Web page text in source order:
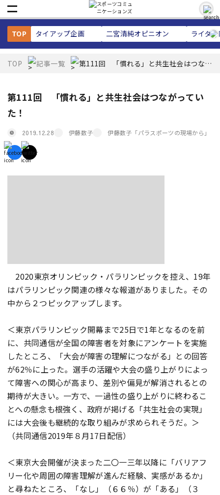
TOP タイアップ企画 二宮清純オピニオン ライタ
TOP 記事一覧 第111回 「慣れる」と共生社会はつなが
第111回 「慣れる」と共生社会はつながってい
た！
2019.12.28 伊藤数子 伊藤数子「パラスポーツの現場から」
2020東京オリンピック・パラリンピックを控え、19年
はパラリンピック関連の様々な報道がありました。その
中から２つピックアップします。
＜東京パラリンピック開幕まで25日で1年となるのを前
に、共同通信が全国の障害者を対象にアンケートを実施
したところ、「大会が障害の理解につながる」との回答
が62％に上った。選手の活躍や大会の盛り上がりによっ
て障害への関心が高まり、差別や偏見が解消されるとの
期待が大きい。一方で、一過性の盛り上がりに終わるこ
とへの懸念も根強く、政府が掲げる「共生社会の実現」
には大会後も継続的な取り組みが求められそうだ。＞
（共同通信2019年８月17日配信）
＜東京大会開催が決まった二〇一三年以降に「バリアフ
リー化や周囲の障害理解が進んだ経験、実感があるか」
と尋ねたところ、「なし」（６６％）が「ある」（３